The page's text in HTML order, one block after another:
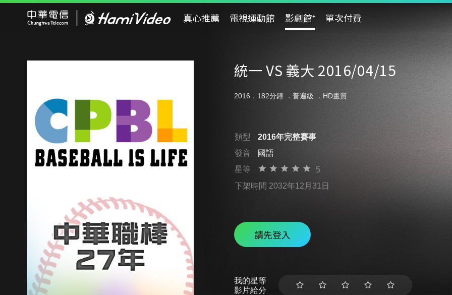
真心推薦 電視運動館 影劇館⁺ 單次付費
統一 VS 義大 2016/04/15
2016．182分鐘 ． 普遍級 ．HD畫質
類型
2016年完整賽事
發音
國語
星等
5
下架時間 2032年12月31日
請先登入
我的星等
影片給分